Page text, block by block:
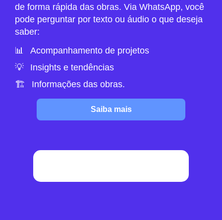
de forma rápida das obras. Via WhatsApp, você
pode perguntar por texto ou áudio o que deseja
saber:
📊⠀Acompanhamento de projetos
💡⠀Insights e tendências
🏗️⠀Informações das obras.
Saiba mais